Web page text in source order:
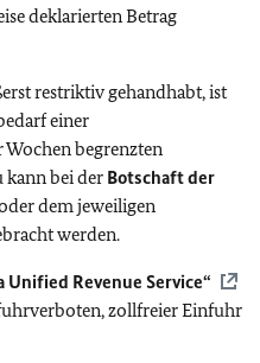
deklarierten Betrag
restriktiv gehandhabt, ist
einer
begrenzten
kann bei der Botschaft der
dem jeweiligen
werden.
Unified Revenue Service“
zollfreier Einfuhr